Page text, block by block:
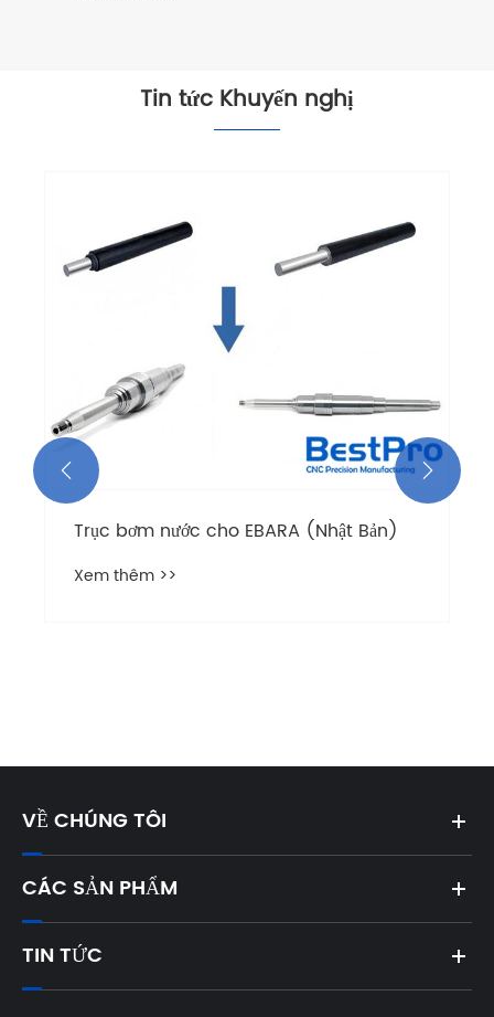
Tin tức Khuyến nghị
Trục bơm nước cho EBARA (Nhật Bản)
Xem thêm >>
 
VỀ CHÚNG TÔI
CÁC SẢN PHẨM
TIN TỨC